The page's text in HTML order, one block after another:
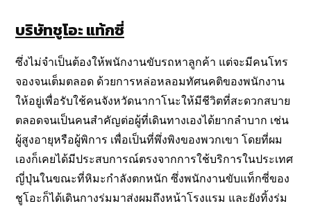
บริษัทชูโอะ แท้กซี่
ซึ่งไม่จำเป็นต้องให้พนักงานขับรถหาลูกค้า แต่จะมีคนโทร
จองจนเต็มตลอด ด้วยการหล่อหลอมทัศนคติของพนักงาน
ให้อยู่เพื่อรับใช้คนจังหวัดนากาโนะให้มีชีวิตที่สะดวกสบาย
ตลอดจนเป็นคนสำคัญต่อผู้ที่เดินทางเองได้ยากลำบาก เช่น
ผู้สูงอายุหรือผู้พิการ เพื่อเป็นที่พึ่งพิงของพวกเขา โดยที่ผม
เองก็เคยได้มีประสบการณ์ตรงจากการใช้บริการในประเทศ
ญี่ปุ่นในขณะที่หิมะกำลังตกหนัก ซึ่งพนักงานขับแท็กซี่ของ
ชูโอะก็ได้เดินกางร่มมาส่งผมถึงหน้าโรงแรม และยังทิ้งร่ม